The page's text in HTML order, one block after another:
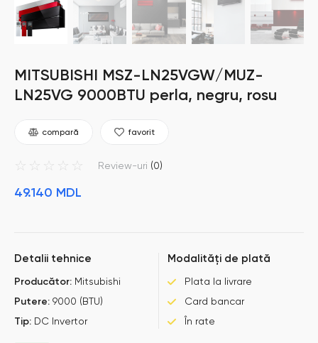
MITSUBISHI MSZ-LN25VGW/MUZ-
LN25VG 9000BTU perla, negru, rosu
compară favorit
☆ ☆ ☆ ☆ ☆ Review-uri (0)
49.140 MDL
Detalii tehnice
Producător: Mitsubishi
Putere: 9000 (BTU)
Tip: DC Invertor
Modalități de plată
Plata la livrare
Card bancar
În rate